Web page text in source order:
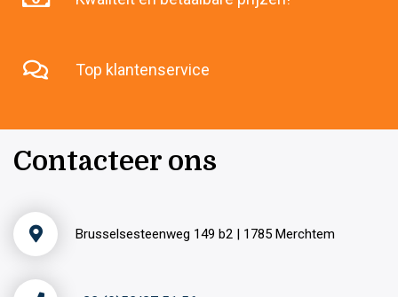
Top klantenservice
Contacteer ons
Brusselsesteenweg 149 b2 | 1785 Merchtem